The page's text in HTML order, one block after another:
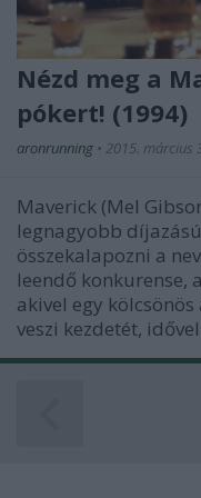
Nézd meg a
pókert! (1994)
aronrunning • 2015. március
Maverick (Mel
legnagyobb
összekalapozni a
leendő konkurense,
akivel egy
veszi kezdetét,